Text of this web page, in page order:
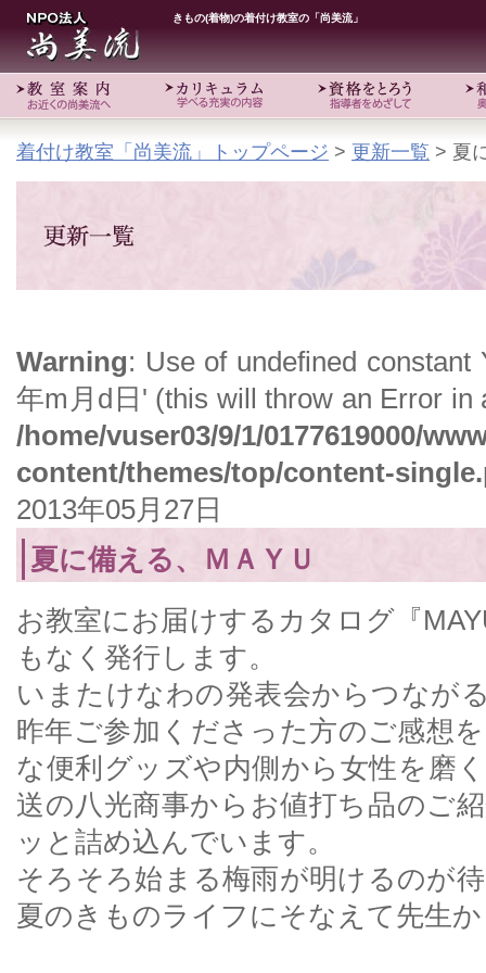
きもの(着物)の着付け教室の「尚美流」
着付け教室「尚美流」トップページ > 更新一覧 > 夏
Warning: Use of undefined
年m月d日' (this will throw an Error in
/home/vuser03/9/1/0177619000/
content/themes/top/content-
2013年05月27日
夏に備える、ＭＡＹＵ
お教室にお届けするカタログ『
もなく発行します。
いまたけなわの発表会からつなが
昨年ご参加くださった方のご感想
な便利グッズや内側から女性を磨
送の八光商事からお値打ち品のご
ッと詰め込んでいます。
そろそろ始まる梅雨が明けるのが
夏のきものライフにそなえて先生